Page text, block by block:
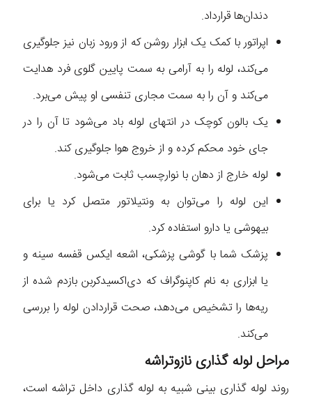
دندان‌ها قرارداد.
اپراتور با کمک یک ابزار روشن که از ورود زبان نیز جلوگیری
می‌کند، لوله را به آرامی به سمت پایین گلوی فرد هدایت
می‌کند و آن را به سمت مجاری تنفسی او پیش می‌برد.
یک بالون کوچک در انتهای لوله باد می‌شود تا آن را در
جای خود محکم کرده و از خروج هوا جلوگیری کند.
لوله خارج از دهان با نوارچسب ثابت می‌شود.
این لوله را می‌توان به ونتیلاتور متصل کرد یا برای
بیهوشی یا دارو استفاده کرد.
پزشک شما با گوشی پزشکی، اشعه ایکس قفسه سینه و
یا ابزاری به نام کاپنوگراف که دی‌اکسیدکربن بازدم شده از
ریه‌ها را تشخیص می‌دهد، صحت قراردادن لوله را بررسی
می‌کند.
مراحل لوله گذاری نازوتراشه
روند لوله گذاری بینی شبیه به لوله گذاری داخل تراشه است،